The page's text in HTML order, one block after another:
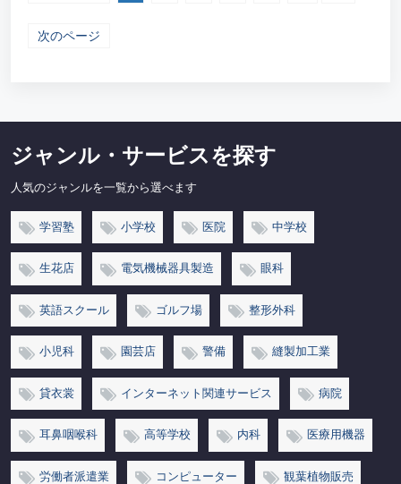
次のページ
ジャンル・サービスを探す
人気のジャンルを一覧から選べます
学習塾 小学校 医院 中学校
生花店 電気機械器具製造 眼科
英語スクール ゴルフ場 整形外科
小児科 園芸店 警備 縫製加工業
貸衣裳 インターネット関連サービス 病院
耳鼻咽喉科 高等学校 内科 医療用機器
労働者派遣業 コンピューター 観葉植物販売